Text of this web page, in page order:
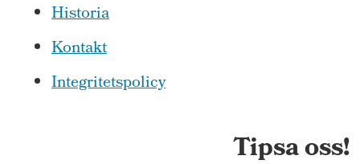
Historia
Kontakt
Integritetspolicy
Tipsa oss!